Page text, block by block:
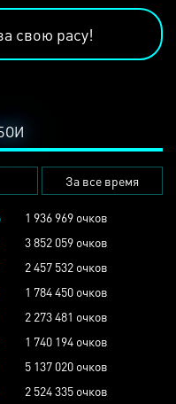
свою расу!
За все время
1 936 969 очков
3 852 059 очков
2 457 532 очков
1 784 450 очков
2 273 481 очков
1 740 194 очков
5 137 020 очков
2 524 335 очков